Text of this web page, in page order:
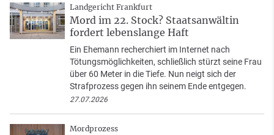
Landgericht Frankfurt
Mord im 22. Stock? Staatsanwältin
fordert lebenslange Haft
Ein Ehemann recherchiert im Internet nach
Tötungsmöglichkeiten, schließlich stürzt seine Frau
über 60 Meter in die Tiefe. Nun neigt sich der
Strafprozess gegen ihn seinem Ende entgegen.
27.07.2026
Mordprozess